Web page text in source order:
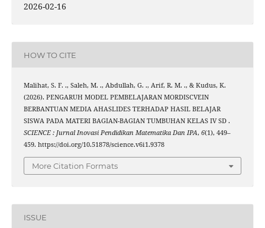
2026-02-16
HOW TO CITE
Malihat, S. F. ., Saleh, M. ., Abdullah, G. ., Arif, R. M. ., & Kudus, K.
(2026). PENGARUH MODEL PEMBELAJARAN MORDISCVEIN
BERBANTUAN MEDIA AHASLIDES TERHADAP HASIL BELAJAR
SISWA PADA MATERI BAGIAN-BAGIAN TUMBUHAN KELAS IV SD .
SCIENCE : Jurnal Inovasi Pendidikan Matematika Dan IPA, 6(1), 449–
459. https://doi.org/10.51878/science.v6i1.9378
More Citation Formats
ISSUE